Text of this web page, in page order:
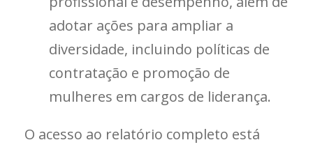
adotar ações para ampliar a
diversidade, incluindo políticas de
contratação e promoção de
mulheres em cargos de liderança.
O acesso ao relatório completo está